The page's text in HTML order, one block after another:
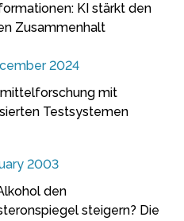
KI stärkt den
Zusammenhalt
2024
mit
Testsystemen
2003
den
steigern? Die